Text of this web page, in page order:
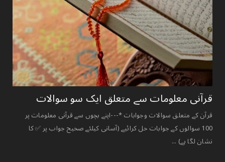
قرآنی ‏معلومات ‏سے ‏متعلق ‏ایک ‏سو ‏سوالات ‏
قرآن کے متعلق سوالات وجوابات *---اپنے بچوں سے قرآنی معلومات پر
100 سوالوں کے جوابات حل کرائیے (آسانی کیلئے صحیح جواب پر ✅ کا
نشان لگا ہے) ...